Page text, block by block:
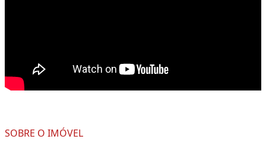
SOBRE O IMÓVEL